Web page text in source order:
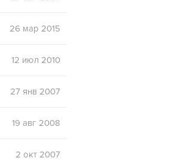
26 мар 2015
12 июл 2010
27 янв 2007
19 авг 2008
2 окт 2007